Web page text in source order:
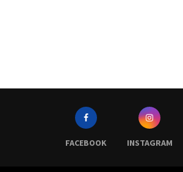
FACEBOOK INSTAGRAM